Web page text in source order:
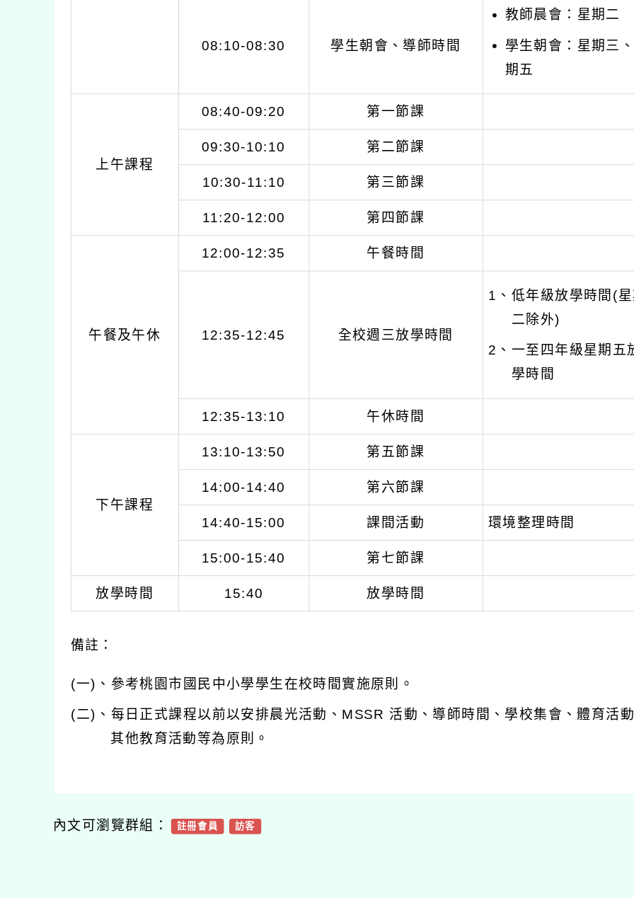
08:10-08:30 學生朝會、導師時間
教師晨會：星期二
學生朝會：星期三
期五
上午課程
08:40-09:20 第一節課
09:30-10:10 第二節課
10:30-11:10 第三節課
11:20-12:00 第四節課
午餐及午休
12:00-12:35 午餐時間
12:35-12:45 全校週三放學時間
1、 低年級放學時間(
二除外)
2、 一至四年級星期五
學時間
12:35-13:10 午休時間
下午課程
13:10-13:50 第五節課
14:00-14:40 第六節課
14:40-15:00 課間活動 環境整理時間
15:00-15:40 第七節課
放學時間 15:40 放學時間
備註：
(一)、 參考桃園市國民中小學學生在校時間實施原則。
(二)、 每日正式課程以前以安排晨光活動、MSSR 活動、導師時間、學校集會、體育活
其他教育活動等為原則。
內文可瀏覽群組： 註冊會員 訪客